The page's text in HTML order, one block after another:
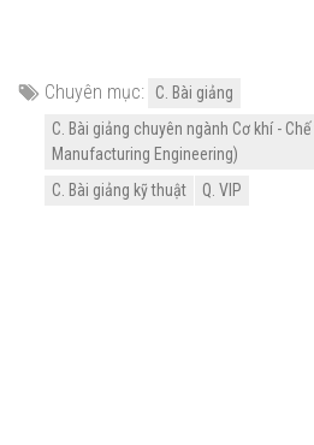
Chuyên mục:
C. Bài giảng
C. Bài giảng chuyên ngành Cơ khí -
Manufacturing Engineering)
C. Bài giảng kỹ thuật
Q. VIP